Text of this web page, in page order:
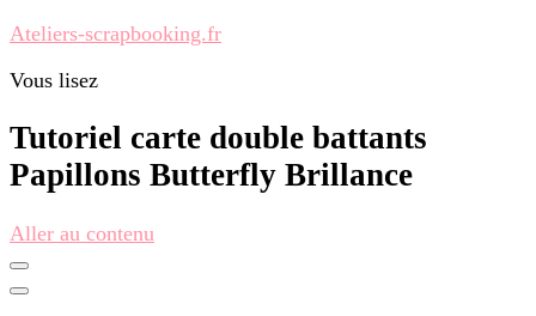
Ateliers-scrapbooking.fr
Vous lisez
Tutoriel carte double battants
Papillons Butterfly Brillance
Aller au contenu